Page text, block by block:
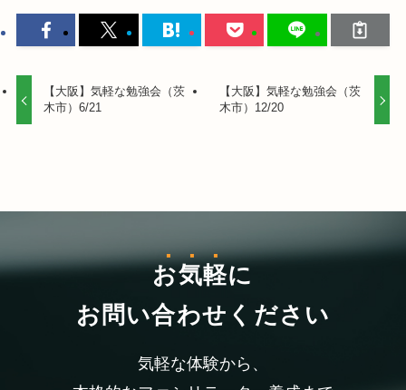
【大阪】気軽な勉強会（茨
木市）6/21
【大阪】気軽な勉強会（茨
木市）12/20
お気軽に
お問い合わせください
気軽な体験から、